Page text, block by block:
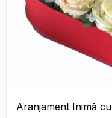
Aranjament Inimă cu